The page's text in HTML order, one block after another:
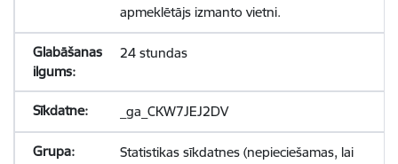
apmeklētājs izmanto vietni.
24 stundas
_ga_CKW7JEJ2DV
Statistikas sīkdatnes (nepieciešamas, lai